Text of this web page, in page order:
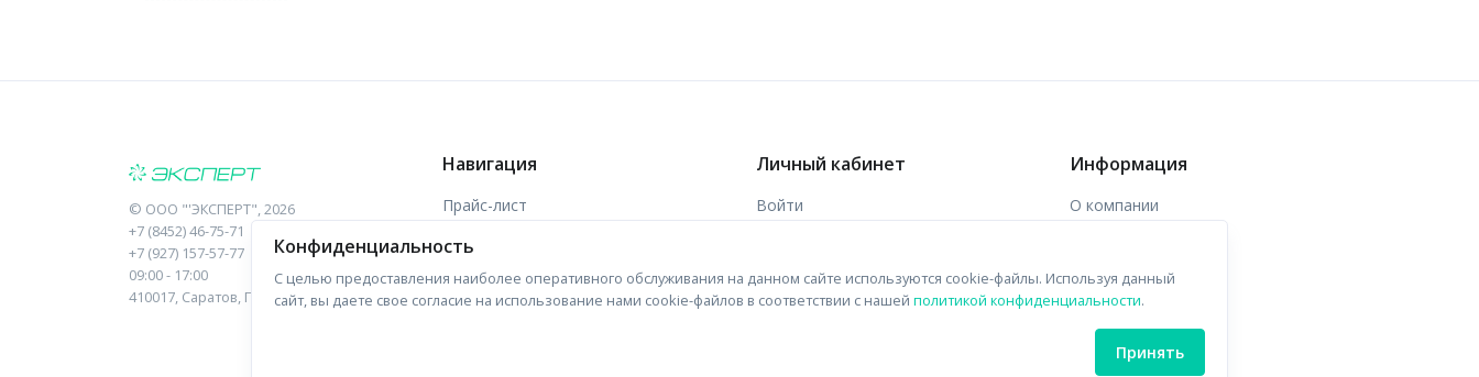
© ООО "'ЭКСПЕРТ", 2026
+7 (8452) 46-75-71
+7 (927) 157-57-77
09:00 - 17:00
410017, Саратов, Пугачева, 10 к1, оф.23
Навигация
Прайс-лист
Отзывы
Форма связи
Личный кабинет
Войти
Информация
О компании
Контакты
Конфиденциальность
С целью предоставления наиболее оперативного обслуживания на данном сайте используются cookie-файлы. Используя данный
сайт, вы даете свое согласие на использование нами cookie-файлов в соответствии с нашей политикой конфиденциальности.
Принять